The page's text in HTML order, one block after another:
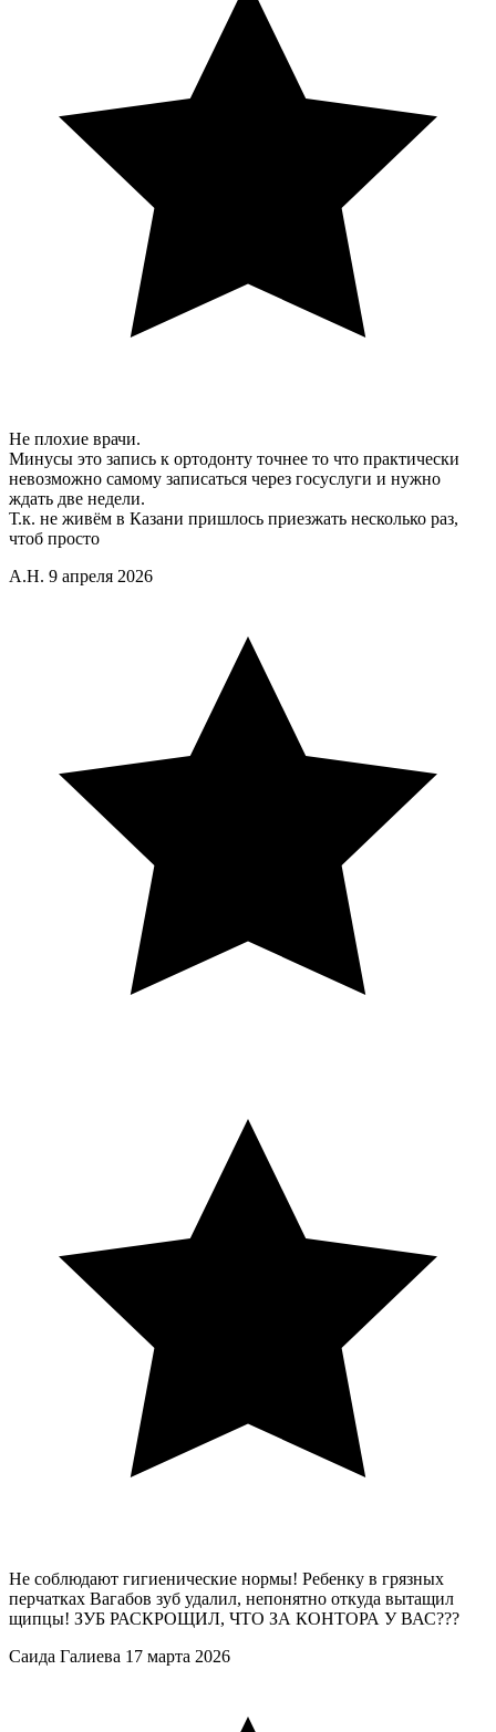
Не плохие врачи.
Минусы это запись к ортодонту точнее то что практически
невозможно самому записаться через госуслуги и нужно
ждать две недели.
Т.к. не живём в Казани пришлось приезжать несколько раз,
чтоб просто
А.Н. 9 апреля 2026
Не соблюдают гигиенические нормы! Ребенку в грязных
перчатках Вагабов зуб удалил, непонятно откуда вытащил
щипцы! ЗУБ РАСКРОЩИЛ, ЧТО ЗА КОНТОРА У ВАС???
Саида Галиева 17 марта 2026